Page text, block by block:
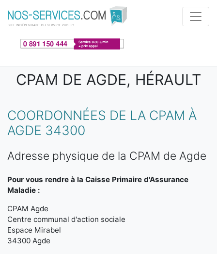
Aller au contenu principal
CPAM DE AGDE, HÉRAULT
COORDONNÉES DE LA CPAM À
AGDE 34300
Adresse physique de la CPAM de Agde
Pour vous rendre à la Caisse Primaire d'Assurance
Maladie :
CPAM Agde
Centre communal d'action sociale
Espace Mirabel
34300 Agde